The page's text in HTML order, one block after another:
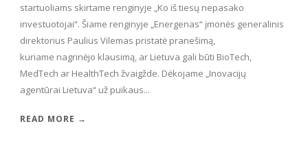
startuoliams skirtame renginyje „Ko iš tiesų nepasako
investuotojai“. Šiame renginyje „Energenas“ įmonės generalinis
direktorius Paulius Vilemas pristatė pranešimą,
kuriame nagrinėjo klausimą, ar Lietuva gali būti BioTech,
MedTech ar HealthTech žvaigžde. Dėkojame „Inovacijų
agentūrai Lietuva“ už puikaus...
READ MORE →